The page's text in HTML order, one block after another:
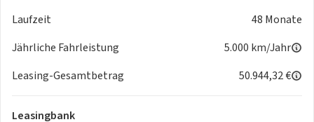
Ablage für Wireless Charging
Personal eSIM
BMW Live Cockpit Professional
M Sportsitze
M Dachhimmel anthrazit
Laufzeit
48 Monate
Jährliche Fahrleistung
5.000 km/Jahr
Leasing-Gesamtbetrag
50.944,32 €
Leasingbank